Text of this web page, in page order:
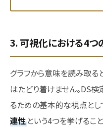
3. 可視化における4つ
グラフから意味を読み取る
はたどり着けません。DS
るための基本的な視点とし
連性 という4つを挙げるこ